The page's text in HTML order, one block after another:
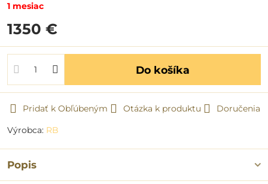
1 mesiac
1350 €
Do košíka
Pridať k Obľúbeným Otázka k produktu
Doručenia
Výrobca: RB
Popis